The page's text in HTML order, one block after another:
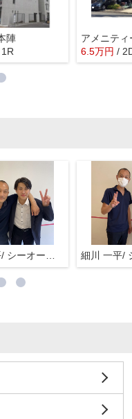
陣
アメニティ
6.5万円 /